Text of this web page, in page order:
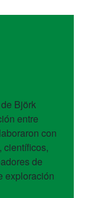
Björk
entre
con
científicos,
de
exploración